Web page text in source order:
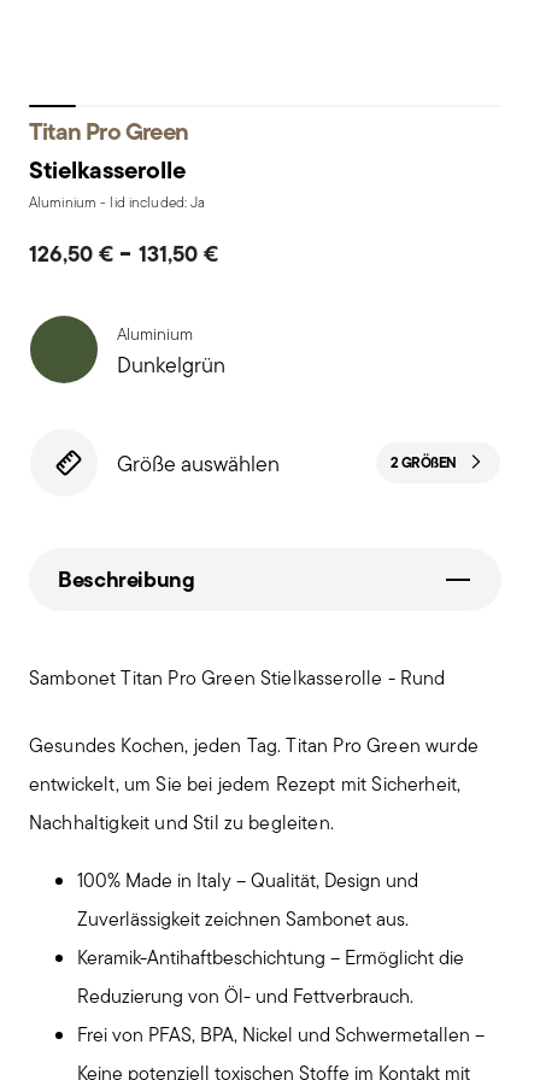
Titan Pro Green
Stielkasserolle
Aluminium - lid included: Ja
126,50 € - 131,50 €
Aluminium
Dunkelgrün
Größe auswählen 2 GRÖßEN
Beschreibung
Sambonet Titan Pro Green Stielkasserolle - Rund
Gesundes Kochen, jeden Tag. Titan Pro Green wurde
entwickelt, um Sie bei jedem Rezept mit Sicherheit,
Nachhaltigkeit und Stil zu begleiten.
100% Made in Italy – Qualität, Design und
Zuverlässigkeit zeichnen Sambonet aus.
Keramik-Antihaftbeschichtung – Ermöglicht die
Reduzierung von Öl- und Fettverbrauch.
Frei von PFAS, BPA, Nickel und Schwermetallen –
Keine potenziell toxischen Stoffe im Kontakt mit